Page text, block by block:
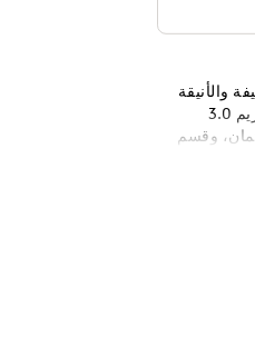
مون بلان إكستريم 3.0 النحيفة والأنيقة
من الجلد الأسود المنقوش بزخرفة مون بلان إكستريم 3.0
وقسم